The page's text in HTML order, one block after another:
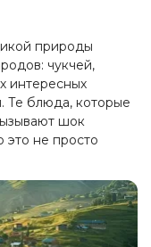
природы
чукчей,
интересных
Те блюда, которые
шок
это не просто
народов.